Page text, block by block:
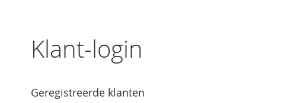
Klant-login
Geregistreerde klanten